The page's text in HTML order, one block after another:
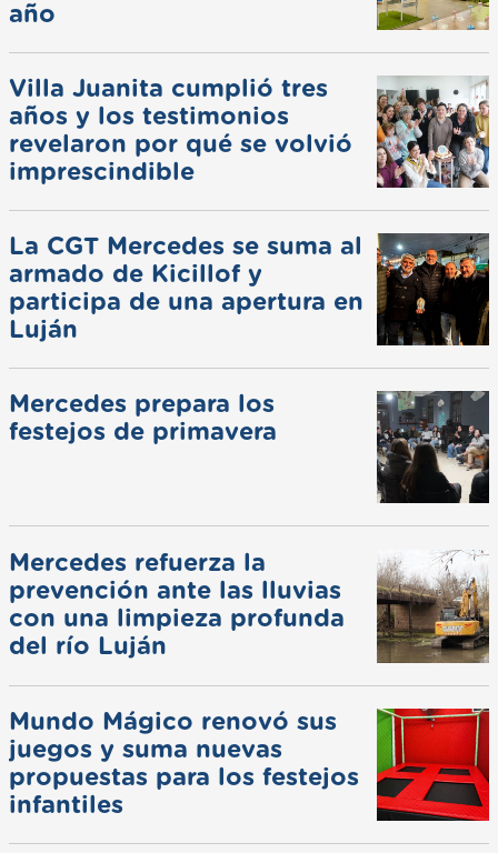
año
Villa Juanita cumplió tres
años y los testimonios
revelaron por qué se volvió
imprescindible
La CGT Mercedes se suma al
armado de Kicillof y
participa de una apertura en
Luján
Mercedes prepara los
festejos de primavera
Mercedes refuerza la
prevención ante las lluvias
con una limpieza profunda
del río Luján
Mundo Mágico renovó sus
juegos y suma nuevas
propuestas para los festejos
infantiles